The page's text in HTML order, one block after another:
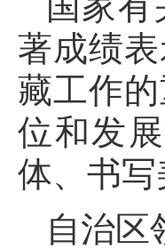
著成绩
藏工作
位和发
体、书
自治区